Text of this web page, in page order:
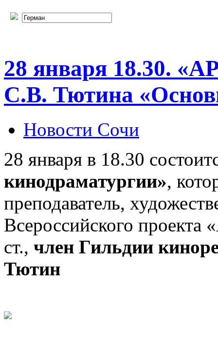
28 января 18.30.
С.В. Тютина
Новости Сочи
28 января в 18.30
кинодраматургии»,
преподаватель,
Всероссийского
ст., член Гильдии
Тютин